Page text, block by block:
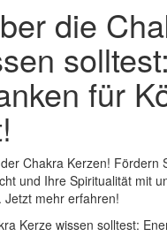
die
solltest:
für
Chakra Kerzen! Fördern
und Ihre Spiritualität mit
Jetzt mehr erfahren!